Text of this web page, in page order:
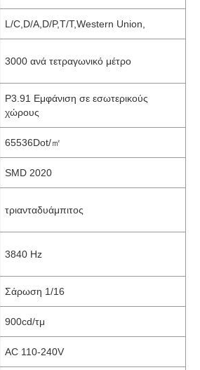
L/C,D/A,D/P,T/T,Western Union,
3000 ανά τετραγωνικό μέτρο
P3.91 Εμφάνιση σε εσωτερικούς
χώρους
65536Dot/㎡
SMD 2020
τριανταδυάμπιτος
3840 Hz
Σάρωση 1/16
900cd/τμ
AC 110-240V